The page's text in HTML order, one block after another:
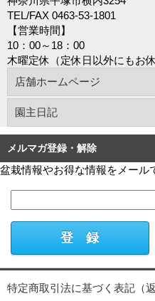
TEL/FAX 0463-53-1801
【営業時間】
10：00～18：00
木曜定休（定休日以外にもお
店舗ホームページ
園主日記
メルマガ登録・解除
盆栽情報やお得な情報をメール
特定商取引法に基づく表記（返